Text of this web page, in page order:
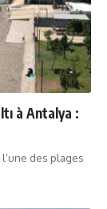
à Antalya :
des plages